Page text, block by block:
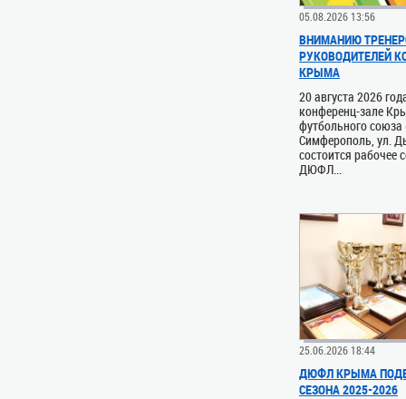
05.08.2026 13:56
ВНИМАНИЮ
РУКОВОДИТЕЛЕЙ
КРЫМА
20 августа 2026
конференц-зале
футбольного союза
Симферополь, ул.
состоится рабочее
ДЮФЛ...
25.06.2026 18:44
ДЮФЛ КРЫМА
СЕЗОНА 2025-2026